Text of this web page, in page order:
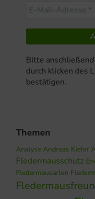
Bitte
durch klicken des
bestätigen.
Themen
Analyse Andreas Kiefer
Fledermausschutz
Fledermausarten